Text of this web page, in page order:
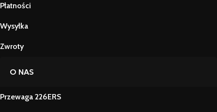
Płatności
Wysyłka
Zwroty
O NAS
Przewaga 226ERS